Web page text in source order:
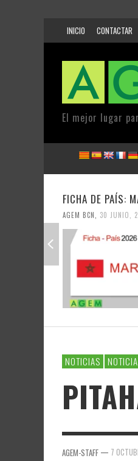
INICIO CONTACTAR
El mejor lugar
FICHA DE PAÍS:
AGEM BCN 30 JUNIO,
NOTICIAS
AGEM-STAFF — 7